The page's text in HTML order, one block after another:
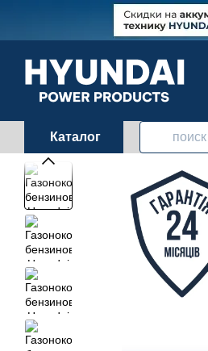
Перейти к основному контенту
Каталог